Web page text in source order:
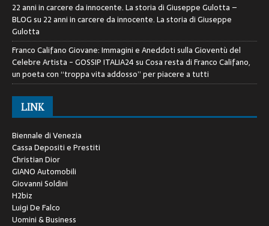
22 anni in carcere da innocente. La storia di Giuseppe Gulotta –
BLOGsu 22 anni in carcere da innocente. La storia di Giuseppe
Gulotta
Franco Califano Giovane: Immagini e Aneddoti sulla Gioventù del
Celebre Artista - GOSSIP ITALIA24suCosa resta di Franco Califano,
un poeta con “troppa vita addosso” per piacere a tutti
LINK
Biennale di Venezia
Cassa Depositi e Prestiti
Christian Dior
GIANO Automobili
Giovanni Soldini
H2biz
Luigi De Falco
Uomini & Business